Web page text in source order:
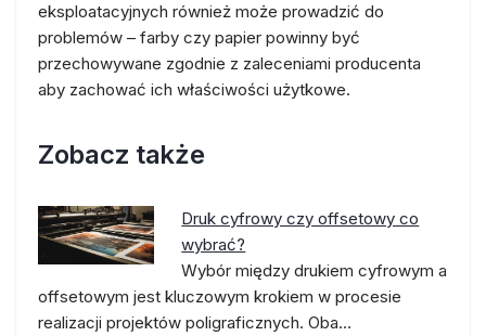
eksploatacyjnych również może prowadzić do
problemów – farby czy papier powinny być
przechowywane zgodnie z zaleceniami producenta
aby zachować ich właściwości użytkowe.
Zobacz także
Druk cyfrowy czy offsetowy co
wybrać?
Wybór między drukiem cyfrowym a
offsetowym jest kluczowym krokiem w procesie
realizacji projektów poligraficznych. Oba…